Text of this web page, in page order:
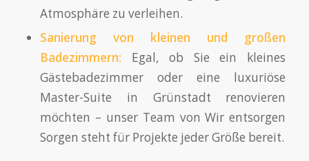
Atmosphäre zu verleihen.
Sanierung von kleinen und großen
Badezimmern: Egal, ob Sie ein kleines
Gästebadezimmer oder eine luxuriöse
Master-Suite in Grünstadt renovieren
möchten – unser Team von Wir entsorgen
Sorgen steht für Projekte jeder Größe bereit.